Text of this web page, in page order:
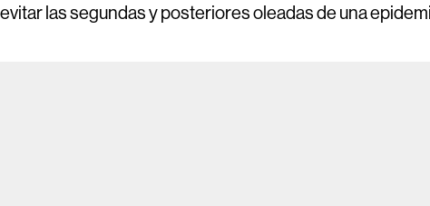
las segundas y posteriores oleadas de una